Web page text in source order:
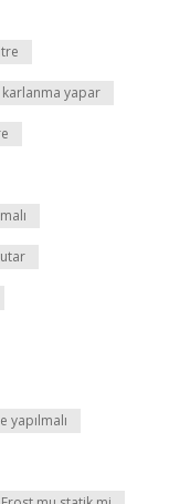
yapar
yapılmalı